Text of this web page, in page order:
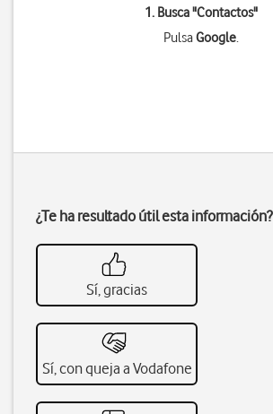
1. Busca "Contactos"
PulsaGoogle.
¿Te ha resultado útil esta información?
Sí, gracias
Sí, con queja a Vodafone